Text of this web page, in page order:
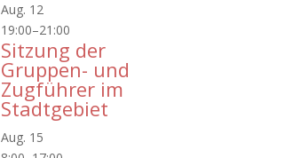
Aug. 12
19:00–21:00
Sitzung der
Gruppen- und
Zugführer im
Stadtgebiet
Aug. 15